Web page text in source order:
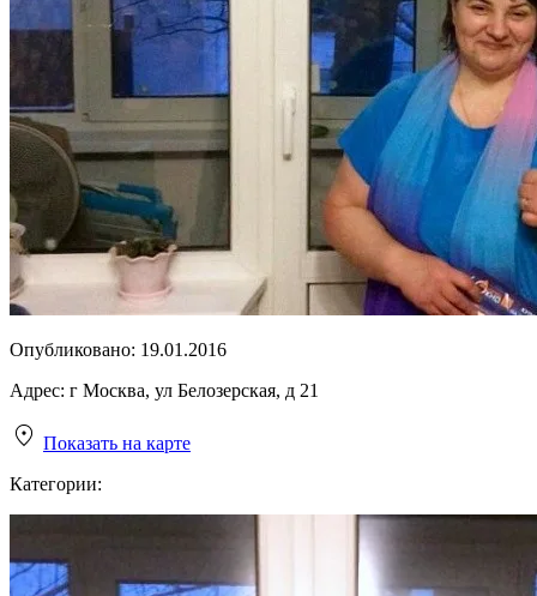
Опубликовано: 19.01.2016
Адрес: г Москва, ул Белозерская, д 21
Показать на карте
Категории: